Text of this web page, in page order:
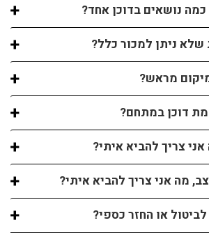
נושאים בדוכן אחד?
שלא ניתן למכור כלל?
מראש?
דוכן במתחם?
צריך להביא איתי?
מה אני צריך להביא איתי?
או החזר כספי?